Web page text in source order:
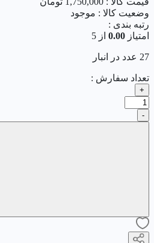
وضعیت کالا : موجود
رتبه بندی :
امتیاز 0.00 از 5
27 عدد در انبار
تعداد سفارش :
+
کنسرو
نچرال
گربه
۱۱۰
گرم
عدد
-